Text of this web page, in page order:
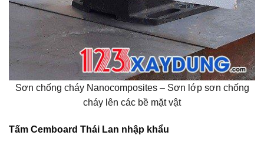
Sơn chống cháy Nanocomposites – Sơn lớp sơn chống
cháy lên các bề mặt vật
Tấm Cemboard Thái Lan nhập khẩu